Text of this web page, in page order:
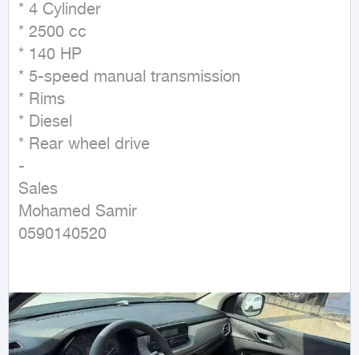
* 4 Cylinder
* 2500 cc
* 140 HP
* 5-speed manual transmission
* Rims
* Diesel
* Rear wheel drive
-
Sales
Mohamed Samir
0590140520